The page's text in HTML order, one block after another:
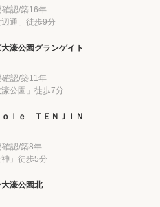
認/築16年
通」徒歩9分
濠公園グランゲイト
認/築11年
公園」徒歩7分
ｏｌｅ ＴＥＮＪＩＮ
認/築8年
」徒歩5分
濠公園北